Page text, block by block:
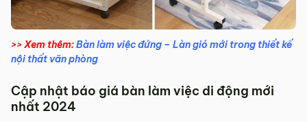
>> Xem thêm:Bàn làm việc đứng – Làn gió mới trong thiết kế
nội thất văn phòng
Cập nhật báo giá bàn làm việc di động mới
nhất 2024